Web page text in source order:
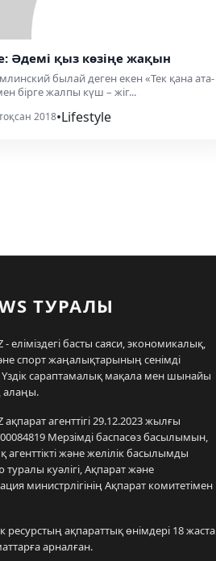
Әдемі қыз көзіңе жақын
былай деген екен «Тек қана ата-
бірге жалпы күш – жіг...
2018•Lifestyle
ТУРАЛЫ
- еліміздегі басты саяси, экономикалық,
спорт жаңалықтарының сенімді
Үздік сараптамалық мақала мен шынайы
алаңы.
ақпарат агенттігі 29.12.2023 жылғы
Мерзімді баспасөз басылымын,
агенттікті және желілік басылымды
туралы куәлігі, Ақпарат және
министрлігінің Ақпарат комитетімен
ресурстың ақпараттық өнімдері 18
арналған.